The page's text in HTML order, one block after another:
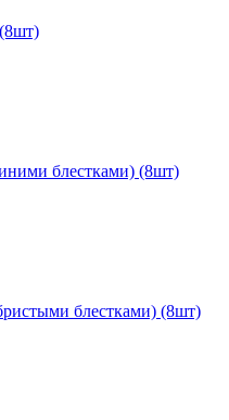
блестками) (8шт)
блестками) (8шт)